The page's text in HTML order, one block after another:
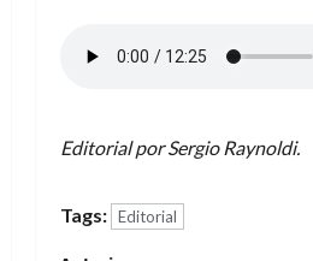
Editorial por Sergio Raynoldi.
Tags: Editorial